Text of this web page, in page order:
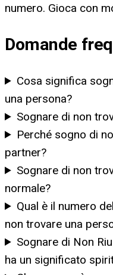
numero. Gioca con
Domande
Cosa significa
una persona?
Sognare di non
Perché sogno di
partner?
Sognare di non
normale?
Qual è il numero
non trovare una
Sognare di Non
ha un significato